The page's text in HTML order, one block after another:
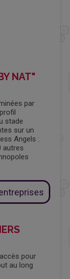
NAT"
par
stade
sur un
Angels :
autres
pour
au long